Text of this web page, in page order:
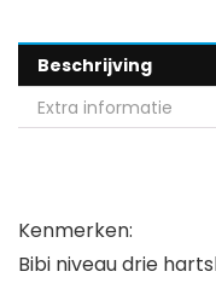
Beschrijving
Extra informatie
Kenmerken:
Bibi niveau drie